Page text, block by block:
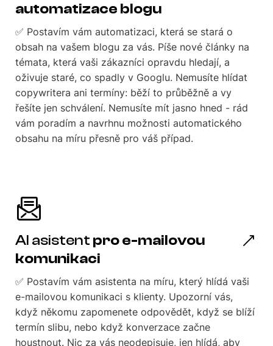
automatizace blogu
✅ Postavím vám automatizaci, která se stará o
obsah na vašem blogu za vás. Píše nové články na
témata, která vaši zákazníci opravdu hledají, a
oživuje staré, co spadly v Googlu. Nemusíte hlídat
copywritera ani termíny: běží to průběžně a vy
řešíte jen schválení. Nemusíte mít jasno hned - rád
vám poradím a navrhnu možnosti automatického
obsahu na míru přesně pro váš případ.
AI asistent pro e-mailovou
komunikaci
✅ Postavím vám asistenta na míru, který hlídá vaši
e-mailovou komunikaci s klienty. Upozorní vás,
když někomu zapomenete odpovědět, když se blíží
termín slibu, nebo když konverzace začne
houstnout. Nic za vás neodepisuje, jen hlídá, aby